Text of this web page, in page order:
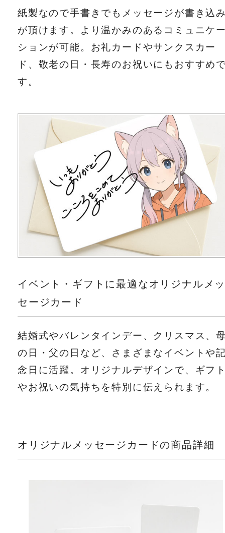
紙製なので手書きでもメッセージが書き込
が頂けます。より温かみのあるコミュニケ
ションが可能。お礼カードやサンクスカー
ド、敬老の日・長寿のお祝いにもおすすめ
す。
イベント・ギフトに最適なオリジナルメ
セージカード
結婚式やバレンタインデー、クリスマス、
の日・父の日など、さまざまなイベントや
念日に活躍。オリジナルデザインで、ギフ
やお祝いの気持ちを特別に伝えられます。
オリジナルメッセージカードの商品詳細